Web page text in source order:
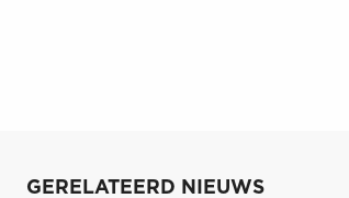
GERELATEERD NIEUWS